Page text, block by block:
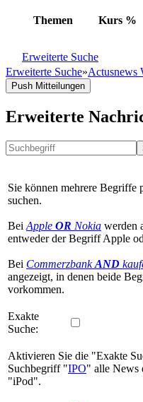
Themen Kurs %
Erweiterte Suche
Erweiterte Suche»Actusnews
Push Mitteilungen
Erweiterte
Sie können mehrere Begriffe
suchen.
Bei Apple OR Nokia werden
entweder der Begriff Apple
Bei CommerzbankAND
angezeigt, in denen beide
vorkommen.
Exakte
Suche:
Aktivieren Sie die "Exakte
Suchbegriff "IPO" alle News
"iPod".